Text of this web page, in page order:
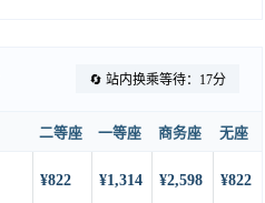
🔄 站内换乘等待：17分
二等座 一等座 商务座 无座
¥822 ¥1,314 ¥2,598 ¥822